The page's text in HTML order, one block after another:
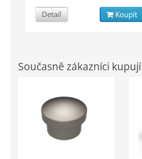
Detail Koupit
Současně zákazníci kupují